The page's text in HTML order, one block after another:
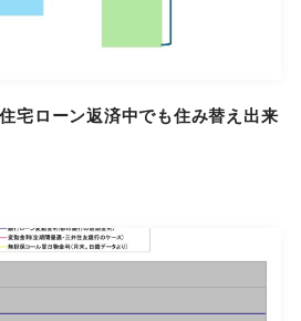
宅ローン返済中でも住み替え出来